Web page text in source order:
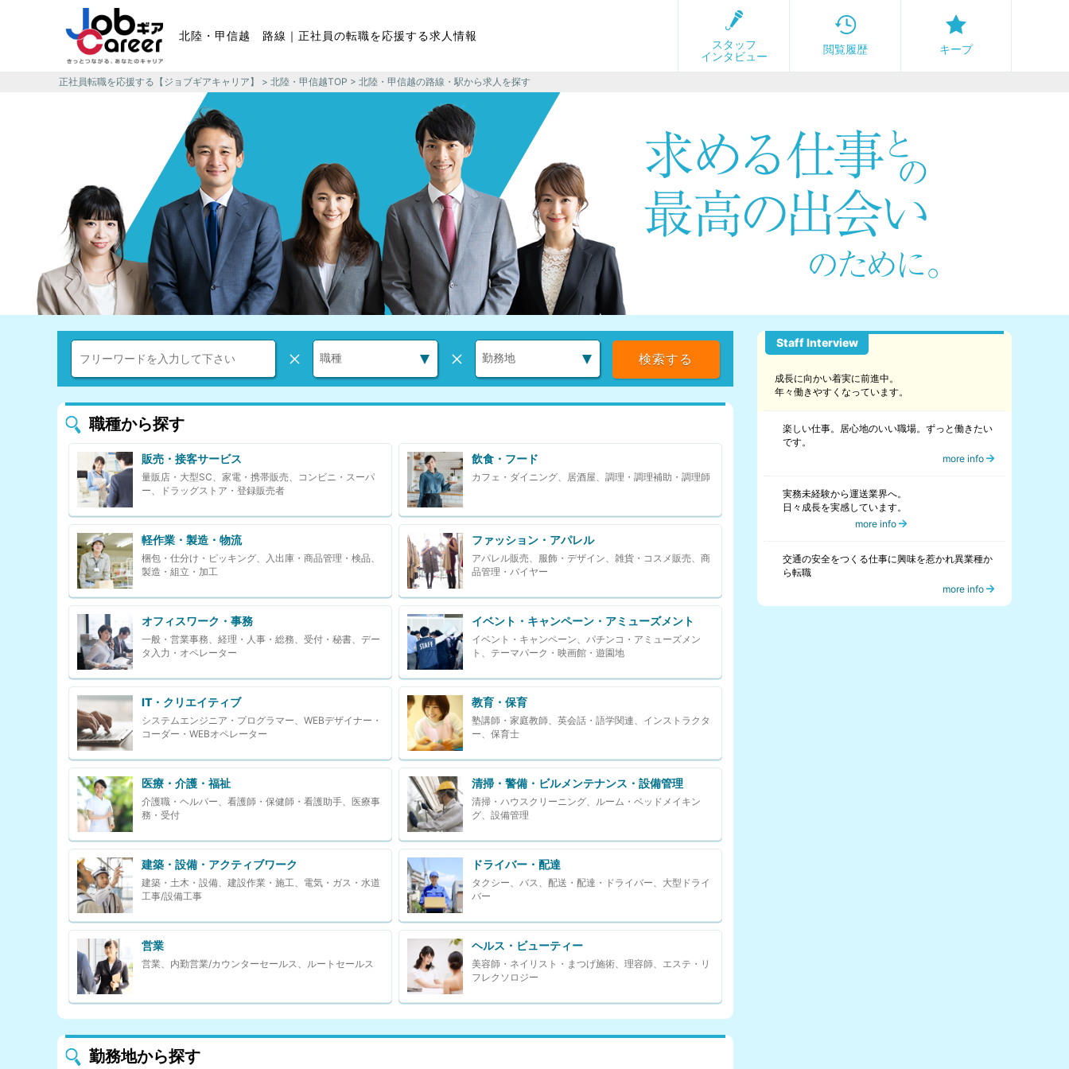
北陸・甲信越 路線｜正社員の転職を応援する求人情報
スタッフ
インタビュー
閲覧履歴 キープ
正社員転職を応援する【ジョブギアキャリア】 > 北陸・甲信越TOP > 北陸・甲信越の路線・駅から求人を探す
× ×
職種から探す
販売・接客サービス
量販店・大型SC、家電・携帯販売、コンビニ・スーパ
ー、ドラッグストア・登録販売者
飲食・フード
カフェ・ダイニング、居酒屋、調理・調理補助・調理師
軽作業・製造・物流
梱包・仕分け・ピッキング、入出庫・商品管理・検品、
製造・組立・加工
ファッション・アパレル
アパレル販売、服飾・デザイン、雑貨・コスメ販売、商
品管理・バイヤー
オフィスワーク・事務
一般・営業事務、経理・人事・総務、受付・秘書、デー
タ入力・オペレーター
イベント・キャンペーン・アミューズメント
イベント・キャンペーン、パチンコ・アミューズメン
ト、テーマパーク・映画館・遊園地
IT・クリエイティブ
システムエンジニア・プログラマー、WEBデザイナー・
コーダー・WEBオペレーター
教育・保育
塾講師・家庭教師、英会話・語学関連、インストラクタ
ー、保育士
医療・介護・福祉
介護職・ヘルパー、看護師・保健師・看護助手、医療事
務・受付
清掃・警備・ビルメンテナンス・設備管理
清掃・ハウスクリーニング、ルーム・ベッドメイキン
グ、設備管理
建築・設備・アクティブワーク
建築・土木・設備、建設作業・施工、電気・ガス・水道
工事/設備工事
ドライバー・配達
タクシー、バス、配送・配達・ドライバー、大型ドライ
バー
営業
営業、内勤営業/カウンターセールス、ルートセールス
ヘルス・ビューティー
美容師・ネイリスト・まつげ施術、理容師、エステ・リ
フレクソロジー
勤務地から探す
成長に向かい着実に前進中。
年々働きやすくなっています。
楽しい仕事。居心地のいい職場。ずっと働きたい
です。
more info
実務未経験から運送業界へ。
日々成長を実感しています。
more info
交通の安全をつくる仕事に興味を惹かれ異業種か
ら転職
more info